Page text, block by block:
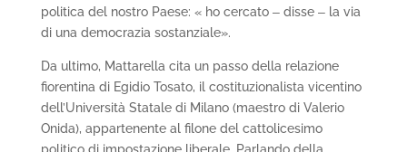
politica del nostro Paese: « ho cercato ‒ disse ‒ la via
di una democrazia sostanziale».
Da ultimo, Mattarella cita un passo della relazione
fiorentina di Egidio Tosato, il costituzionalista vicentino
dell’Università Statale di Milano (maestro di Valerio
Onida), appartenente al filone del cattolicesimo